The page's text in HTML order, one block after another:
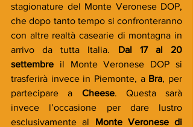
stagionature del Monte Veronese DOP,
che dopo tanto tempo si confronteranno
con altre realtà casearie di montagna in
arrivo da tutta Italia. Dal 17 al 20
settembre il Monte Veronese DOP si
trasferirà invece in Piemonte, a Bra, per
partecipare a Cheese. Questa sarà
invece l’occasione per dare lustro
esclusivamente al Monte Veronese di